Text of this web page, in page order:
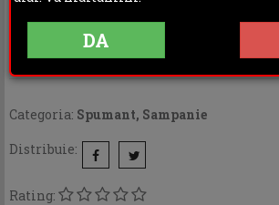
ADAUGA IN
Categoria: Spumant, Sampanie
Distribuie:
Rating:
DA